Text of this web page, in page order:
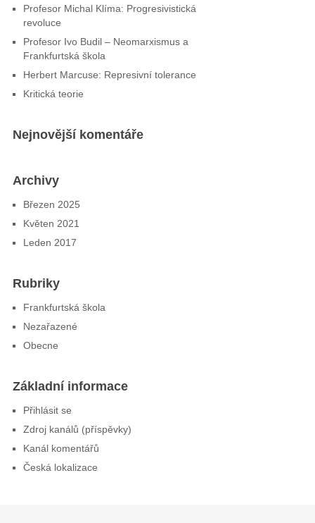
Profesor Michal Klíma: Progresivistická
revoluce
Profesor Ivo Budil – Neomarxismus a
Frankfurtská škola
Herbert Marcuse: Represivní tolerance
Kritická teorie
Nejnovější komentáře
Archivy
Březen 2025
Květen 2021
Leden 2017
Rubriky
Frankfurtská škola
Nezařazené
Obecne
Základní informace
Přihlásit se
Zdroj kanálů (příspěvky)
Kanál komentářů
Česká lokalizace